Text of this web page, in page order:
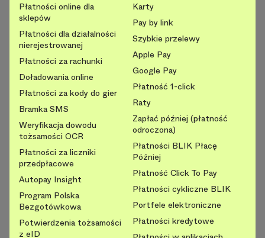
Płatności online dla
sklepów
Płatności dla działalności
nierejestrowanej
Płatności za rachunki
Doładowania online
Płatności za kody do gier
Bramka SMS
Weryfikacja dowodu
tożsamości OCR
Płatności za liczniki
przedpłacowe
Autopay Insight
Program Polska
Bezgotówkowa
Potwierdzenia tożsamości
z eID
Karty
Pay by link
Szybkie przelewy
Apple Pay
Google Pay
Płatność 1-click
Raty
Zapłać później (płatność
odroczona)
Płatności BLIK Płacę
Później
Płatność Click To Pay
Płatności cykliczne BLIK
Portfele elektroniczne
Płatności kredytowe